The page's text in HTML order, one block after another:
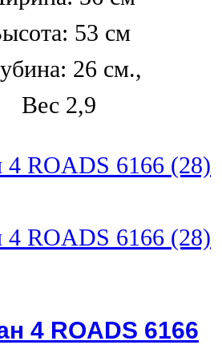
53 см
26 см.,
Вес 2,9
4 ROADS 6166